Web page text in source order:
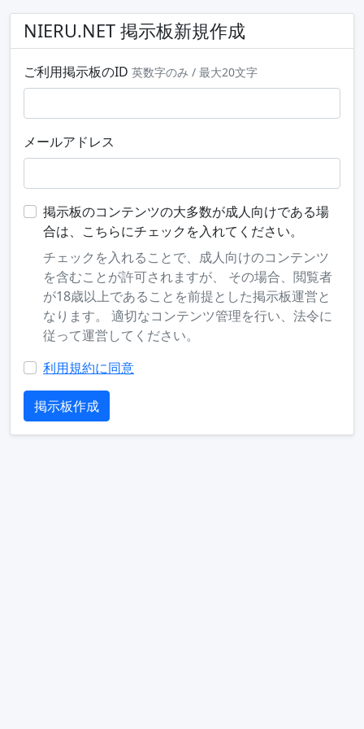
NIERU.NET 掲示板新規作成
ご利用掲示板のID 英数字のみ / 最大20文字
メールアドレス
掲示板のコンテンツの大多数が成人向けである場
合は、こちらにチェックを入れてください。
チェックを入れることで、成人向けのコンテンツ
を含むことが許可されますが、 その場合、閲覧者
が18歳以上であることを前提とした掲示板運営と
なります。 適切なコンテンツ管理を行い、法令に
従って運営してください。
利用規約に同意
掲示板作成